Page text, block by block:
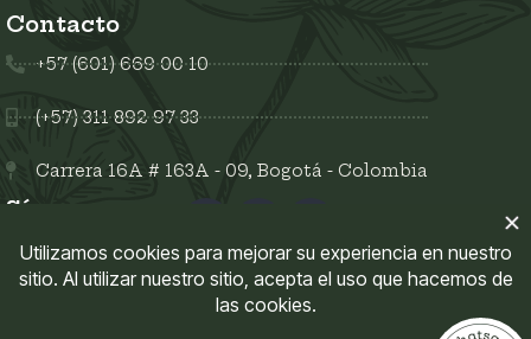
Contacto
+57 (601) 669 00 10
(+57) 311 892 97 33
Carrera 16A # 163A - 09, Bogotá - Colombia
Síguenos en:
Enlaces del sitio
Políticas del sitio